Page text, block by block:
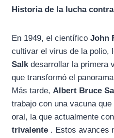
Historia de la lucha
En 1949, el científico John
cultivar el virus de la polio,
Salkdesarrollar la primera
que transformó el
Más tarde, Albert Bruce
trabajo con una vacuna
oral, la que actualmente
trivalente . Estos avances